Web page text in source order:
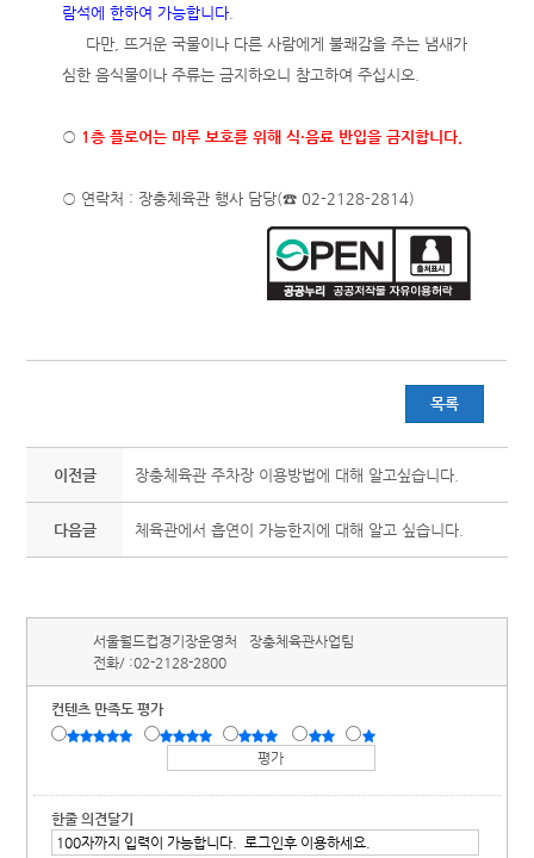
람석에 한하여 가능합니다
다만, 뜨거운 국물이나 다른 사람에게 불쾌감을 주는 냄새가
심한 음식물이나 주류는 금지하오니 참고하여 주십시오.
○ 1층 플로어는 마루 보호를 위해 식·음료 반입을 금지합니다.
○ 연락처 : 장충체육관 행사 담당(☎ 02-2128-2814)
목록
이전글 장충체육관 주차장 이용방법에 대해 알고싶습니다.
다음글 체육관에서 흡연이 가능한지에 대해 알고 싶습니다.
서울월드컵경기장운영처
장충체육관사업팀
전화/ :02-2128-2800
컨텐츠 만족도 평가
한줄 의견달기